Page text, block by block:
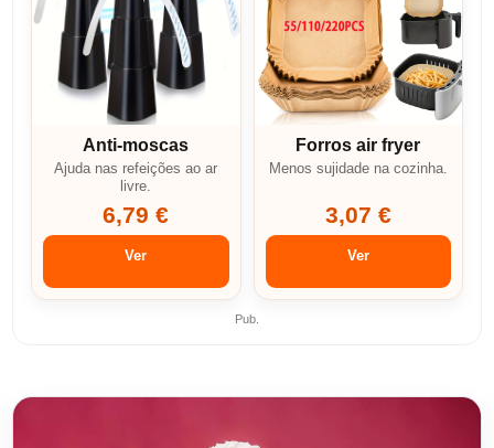
Anti-moscas
Ajuda nas refeições ao ar
livre.
6,79 €
Ver
Forros air fryer
Menos sujidade na cozinha.
3,07 €
Ver
Pub.